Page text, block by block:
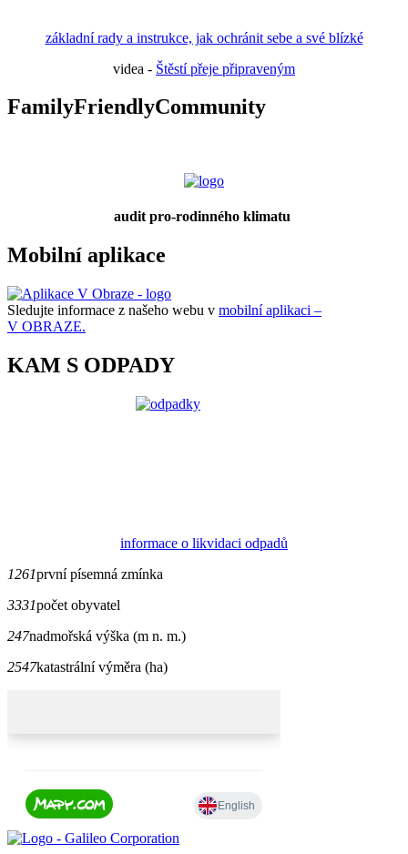
základní rady a instrukce, jak ochránit sebe a své blízké
videa - Štěstí přeje připraveným
FamilyFriendlyCommunity
audit pro-rodinného klimatu
Mobilní aplikace
Sledujte informace z našeho webu v mobilní aplikaci –
V OBRAZE.
KAM S ODPADY
informace o likvidaci odpadů
1261první písemná zmínka
3331počet obyvatel
247nadmořská výška (m n. m.)
2547katastrální výměra (ha)